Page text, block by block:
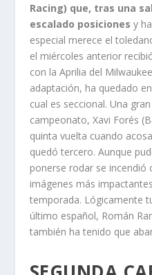
Racing) que, tras una
escalado posiciones y
especial merece el
el miércoles anterior
con la Aprilia del
adaptación, ha quedado
cual es seccional. Una
campeonato, Xavi Forés
quinta vuelta cuando
quedó tercero. Aunque
ponerse rodar se incendió
imágenes más
temporada. Lógicamente
último español, Román
también ha tenido que